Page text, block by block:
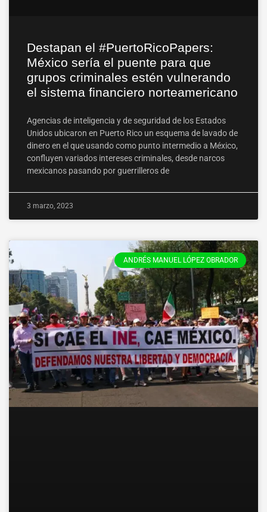
Destapan el #PuertoRicoPapers:
México sería el puente para que
grupos criminales estén vulnerando
el sistema financiero norteamericano
Agencias de inteligencia y de seguridad de los Estados
Unidos ubicaron en Puerto Rico un esquema de lavado de
dinero en el que usando como punto intermedio a México,
confluyen variados intereses criminales, desde narcos
mexicanos pasando por guerrilleros de
3 marzo, 2023
ANDRÉS MANUEL LÓPEZ OBRADOR